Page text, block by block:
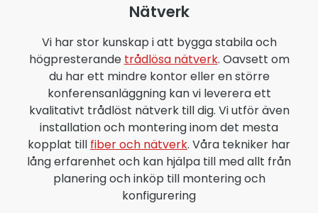
Nätverk
Vi har stor kunskap i att bygga stabila och
högpresterande trådlösa nätverk. Oavsett om
du har ett mindre kontor eller en större
konferensanläggning kan vi leverera ett
kvalitativt trådlöst nätverk till dig. Vi utför även
installation och montering inom det mesta
kopplat till fiber och nätverk. Våra tekniker har
lång erfarenhet och kan hjälpa till med allt från
planering och inköp till montering och
konfigurering